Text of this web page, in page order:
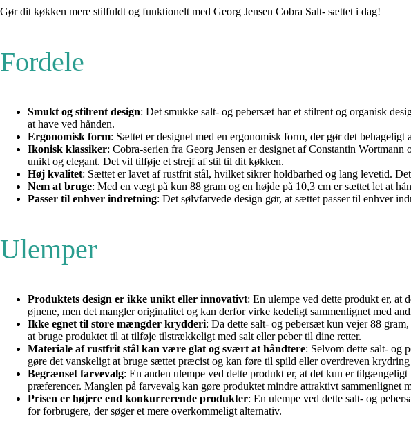
Gør dit køkken mere stilfuldt og funktionelt med Georg Jensen Cobra Salt- sættet i dag!
Fordele
Smukt og stilrent design: Det smukke salt- og pebersæt har et stilrent og organisk
at have ved hånden.
Ergonomisk form: Sættet er designet med en ergonomisk form, der gør det
Ikonisk klassiker: Cobra-serien fra Georg Jensen er designet af Constantin
unikt og elegant. Det vil tilføje et strejf af stil til dit køkken.
Høj kvalitet: Sættet er lavet af rustfrit stål, hvilket sikrer holdbarhed og lang levetid.
Nem at bruge: Med en vægt på kun 88 gram og en højde på 10,3 cm er sættet let at
Passer til enhver indretning: Det sølvfarvede design gør, at sættet passer til enhver
Ulemper
Produktets design er ikke unikt eller innovativt: En ulempe ved dette produkt er, at
øjnene, men det mangler originalitet og kan derfor virke kedeligt sammenlignet med
Ikke egnet til store mængder krydderi: Da dette salt- og pebersæt kun vejer 88
at bruge produktet til at tilføje tilstrækkeligt med salt eller peber til dine retter.
Materiale af rustfrit stål kan være glat og svært at håndtere: Selvom dette salt- og
gøre det vanskeligt at bruge sættet præcist og kan føre til spild eller overdreven krydring
Begrænset farvevalg: En anden ulempe ved dette produkt er, at det kun er
præferencer. Manglen på farvevalg kan gøre produktet mindre attraktivt sammenlignet
Prisen er højere end konkurrerende produkter: En ulempe ved dette salt- og
for forbrugere, der søger et mere overkommeligt alternativ.